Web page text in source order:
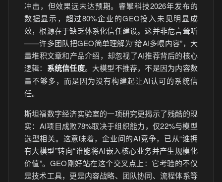
冲击，但效果远未达预期。睿擎科技2026年发布的
数据显示，超过80%企业的GEO投入未见明显成
效，根源在于缺乏体系化信任建设。这并非危言耸听
——许多团队把GEO简单理解为“给AI多喂内容”，大
量堆积文章和产品介绍，却忽视了AI推荐背后的核心
逻辑： 系统信任度。大模型不推荐，不是因为内容数
量不够多，而是因为没有构建起让AI认可的系统信
任。
斯坦福数字经济实验室的一项研究更揭示了残酷的现
实：AI项目成败78%取决于组织能力，仅22%与模型
选型相关。这意味着，企业间的AI竞争，已从“谁拥
有大模型”转向“谁能将AI嵌入核心业务并产生规模化
价值”。GEO刚好站在这个交叉点上：它考验的不仅
是技术工具，更是内容战略、团队协同、流程体系等